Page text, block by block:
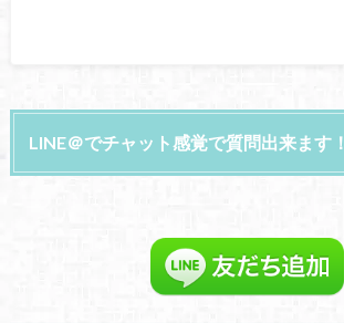
LINE＠でチャット感覚で質問出来ます！